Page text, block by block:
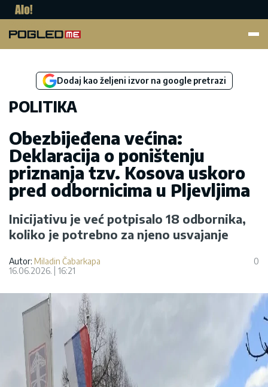
Dodaj kao željeni izvor na google pretrazi
POLITIKA
Obezbijeđena većina:
Deklaracija o poništenju
priznanja tzv. Kosova uskoro
pred odbornicima u Pljevljima
Inicijativu je već potpisalo 18 odbornika,
koliko je potrebno za njeno usvajanje
Autor: Miladin Čabarkapa
16.06.2026.
16:21
0